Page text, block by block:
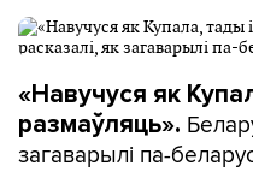
«Навучуся як
размаўляць».
загаварылі па-